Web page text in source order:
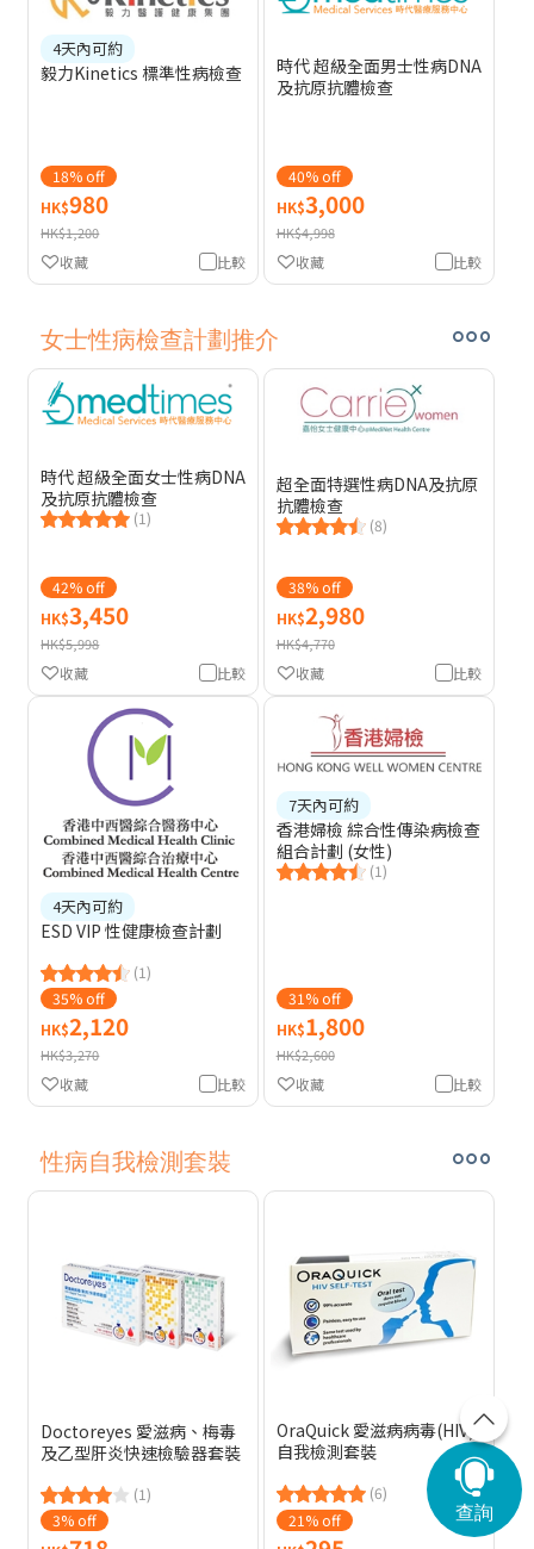
4天內可約
毅力Kinetics 標準性病檢查
18% off
HK$980
HK$1,200
比較
收藏
時代 超級全面男士性病DNA
及抗原抗體檢查
40% off
HK$3,000
HK$4,998
比較
收藏
女士性病檢查計劃推介
時代 超級全面女士性病DNA
及抗原抗體檢查
(1)
42% off
HK$3,450
HK$5,998
比較
收藏
超全面特選性病DNA及抗原
抗體檢查
(8)
38% off
HK$2,980
HK$4,770
比較
收藏
4天內可約
ESD VIP 性健康檢查計劃
(1)
35% off
HK$2,120
HK$3,270
比較
收藏
7天內可約
香港婦檢 綜合性傳染病檢查
組合計劃 (女性)
(1)
31% off
HK$1,800
HK$2,600
比較
收藏
性病自我檢測套裝
Doctoreyes 愛滋病、梅毒
及乙型肝炎快速檢驗器套裝
(1)
3% off
OraQuick 愛滋病病毒(HIV)
自我檢測套裝
(6)
21% off
查詢